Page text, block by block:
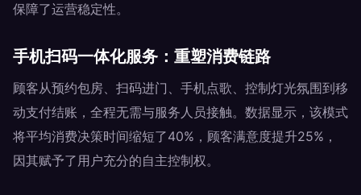
保障了运营稳定性。
手机扫码一体化服务：重塑消费链路
顾客从预约包房、扫码进门、手机点歌、控制灯光氛围到移
动支付结账，全程无需与服务人员接触。数据显示，该模式
将平均消费决策时间缩短了40%，顾客满意度提升25%，
因其赋予了用户充分的自主控制权。